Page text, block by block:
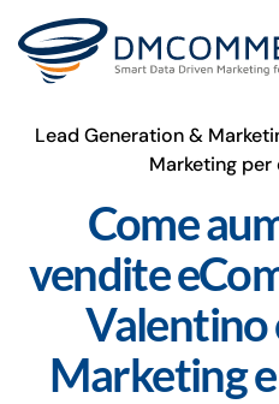
Salta
La
I
I Servizi per il
Il
Lead Generation &
Marketing
Come
vendite
Valentino
Marketing